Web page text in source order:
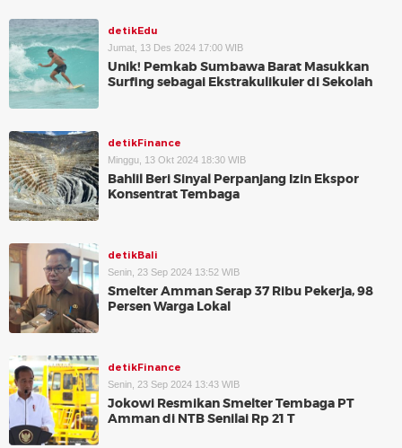
detikEdu
Jumat, 13 Des 2024 17:00 WIB
Unik! Pemkab Sumbawa Barat Masukkan
Surfing sebagai Ekstrakulikuler di Sekolah
detikFinance
Minggu, 13 Okt 2024 18:30 WIB
Bahlil Beri Sinyal Perpanjang Izin Ekspor
Konsentrat Tembaga
detikBali
Senin, 23 Sep 2024 13:52 WIB
Smelter Amman Serap 37 Ribu Pekerja, 98
Persen Warga Lokal
detikFinance
Senin, 23 Sep 2024 13:43 WIB
Jokowi Resmikan Smelter Tembaga PT
Amman di NTB Senilai Rp 21 T